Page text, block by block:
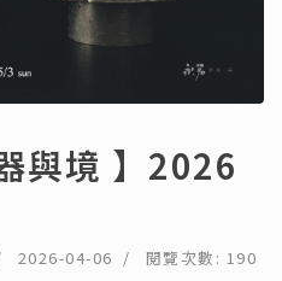
與境 】2026
2026-04-06 閱覽次數: 190